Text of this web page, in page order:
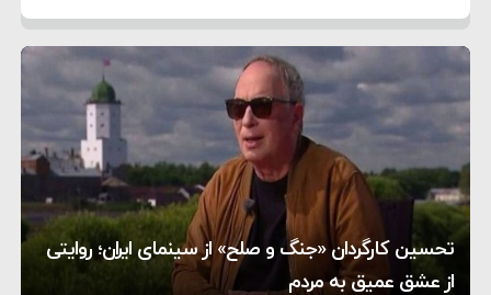
آمریکا
مقام ارشد امنیتی: برنامه گسترده‌ای برای پاسخ به
دیوانگی آمریکا داریم
۷:۱۰
ترامپ دستور حملات جدید علیه ایران را صادر کرد
۵:۴۵
سپاه: دو نفتکش متخلف مورد اصابت قرار گرفته و
متوقف شدند
۱۲:۵۹
ترامپ مدعی توافق تاریخی برای خلع سلاح کامل
حماس شد
۸:۵۷
اعتراض عراقچی به همتای بلغارستانی به دلیل کمک
به آمریکا در حملات به ایران
۱۶:۱۹
کشورهایی که به متجاوزان کمک می کنند پاسخ
سختی خواهند گرفت
۱۰:۱۵
سنتکام پایان تجاوز جدید به ایران را اعلام کرد
۶:۰۵
تحسین کارگردان «جنگ و صلح» از سینمای ایران؛ روایتی
از عشق عمیق به مردم
۵ شهر افسانه‌ای هخامنشی که هنوز هم زنده هستند
هر گریه‌ای نشانه گرسنگی نیست؛ چطور زبان نوزادمان را
بفهمیم؟